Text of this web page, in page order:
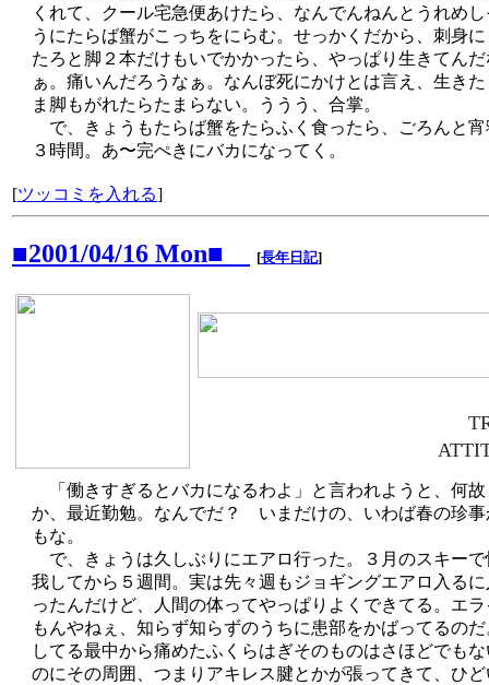
くれて、クール宅急便あけたら、なんでんねんとうれめし
うにたらば蟹がこっちをにらむ。せっかくだから、刺身に
たろと脚２本だけもいでかかったら、やっぱり生きてんだ
ぁ。痛いんだろうなぁ。なんぼ死にかけとは言え、生きた
ま脚もがれたらたまらない。ううう、合掌。
で、きょうもたらば蟹をたらふく食ったら、ごろんと宵
３時間。あ〜完ぺきにバカになってく。
[ツッコミを入れる]
■2001/04/16 Mon■ [長年日記]
「働きすぎるとバカになるわよ」と言われようと、何故
か、最近勤勉。なんでだ？ いまだけの、いわば春の珍事
もな。
で、きょうは久しぶりにエアロ行った。３月のスキーで
我してから５週間。実は先々週もジョギングエアロ入るに
ったんだけど、人間の体ってやっぱりよくできてる。エラ
もんやねぇ、知らず知らずのうちに患部をかばってるのだ
してる最中から痛めたふくらはぎそのものはさほどでもな
のにその周囲、つまりアキレス腱とかが張ってきて、ひど